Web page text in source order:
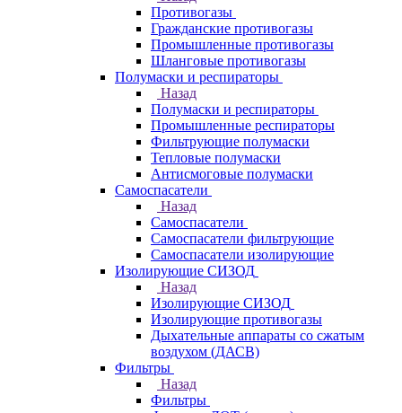
Противогазы
Гражданские противогазы
Промышленные противогазы
Шланговые противогазы
Полумаски и респираторы
Назад
Полумаски и респираторы
Промышленные респираторы
Фильтрующие полумаски
Тепловые полумаски
Антисмоговые полумаски
Самоспасатели
Назад
Самоспасатели
Самоспасатели фильтрующие
Самоспасатели изолирующие
Изолирующие СИЗОД
Назад
Изолирующие СИЗОД
Изолирующие противогазы
Дыхательные аппараты со сжатым
воздухом (ДАСВ)
Фильтры
Назад
Фильтры